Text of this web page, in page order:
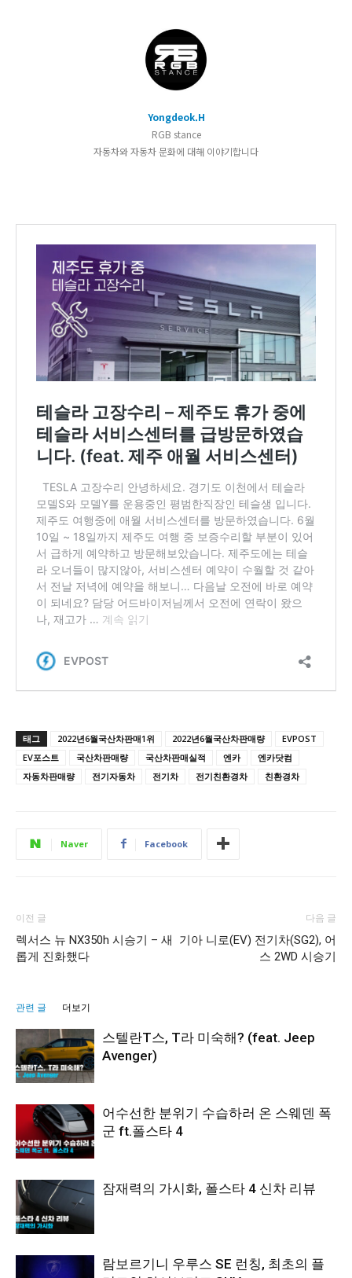
Yongdeok.H
RGB stance
자동차와 자동차 문화에 대해 이야기합니다
태그 2022년6월국산차판매1위 2022년6월국산차판매량
EVPOST
EV포스트
국산차판매량 국산차판매실적 엔카
엔카닷컴
자동차판매량
전기자동차 전기차 전기친환경차 친환경차
Naver Facebook
이전 글
렉서스 뉴 NX350h 시승기 – 새
롭게 진화했다
다음 글
기아 니로(EV) 전기차(SG2), 어
스 2WD 시승기
관련 글 더보기
스텔란T스, T라 미숙해? (feat. Jeep
Avenger)
어수선한 분위기 수습하러 온 스웨덴 폭
군 ft.폴스타 4
잠재력의 가시화, 폴스타 4 신차 리뷰
람보르기니 우루스 SE 런칭, 최초의 플